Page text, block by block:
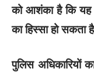
को आशंका है कि यह
का हिस्सा हो सकता
पुलिस अधिकारियों